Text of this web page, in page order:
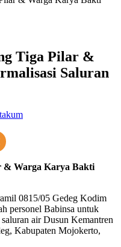
Tiga Pilar &
Saluran
& Warga Karya Bakti
0815/05 Gedeg Kodim
personel Babinsa untuk
air Dusun Kemantren
Kabupaten Mojokerto,